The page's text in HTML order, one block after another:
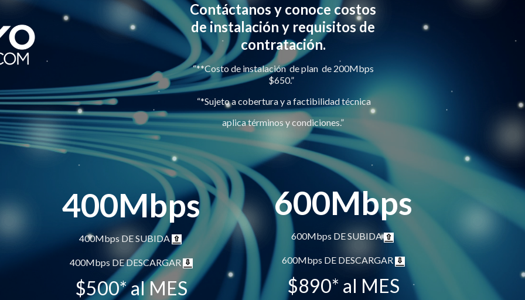
600Mbps
600Mbps DE SUBIDA
600Mbps DE DESCARGAR
$890* al MES
400Mbps
400Mbps DE SUBIDA
400Mbps DE DESCARGAR
$500* al MES
Contáctanos y conoce costos
de instalación y requisitos de
contratación.
“**Costo de instalación de plan de 200Mbps
$650.”
“*Sujeto a cobertura y a factibilidad técnica
aplica términos y condiciones.”